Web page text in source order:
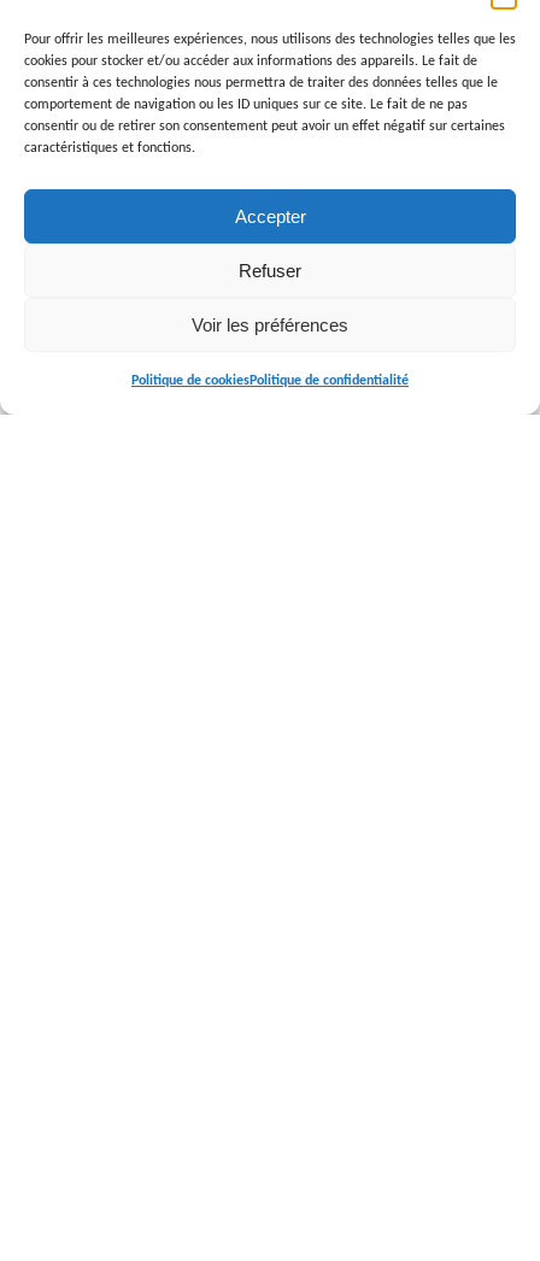
Pour offrir les meilleures expériences, nous utilisons des technologies telles que les
cookies pour stocker et/ou accéder aux informations des appareils. Le fait de
consentir à ces technologies nous permettra de traiter des données telles que le
comportement de navigation ou les ID uniques sur ce site. Le fait de ne pas
consentir ou de retirer son consentement peut avoir un effet négatif sur certaines
caractéristiques et fonctions.
Accepter
Refuser
Voir les préférences
Politique de cookiesPolitique de confidentialité
À retenir
Un homme n’est pas transmetteur à sa
descendance d’une mutation de l’ADN
éventuellement la transmettre.
à préciser le risque de transmission de la
personne qui est porteuse.